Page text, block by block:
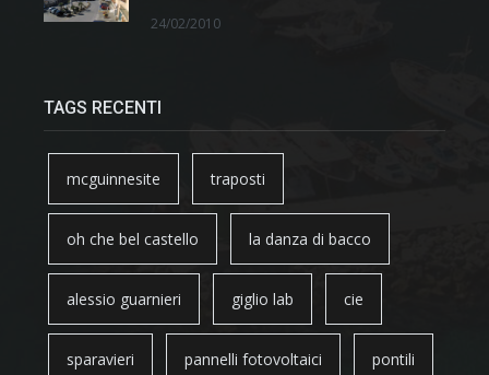
24/02/2010
TAGS RECENTI
mcguinnesite traposti
oh che bel castello la danza di bacco
alessio guarnieri giglio lab cie
sparavieri pannelli fotovoltaici pontili